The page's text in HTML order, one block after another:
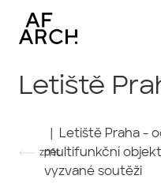
Letiště
zpět
| Letiště Praha -
multifunkční
vyzvané soutěži